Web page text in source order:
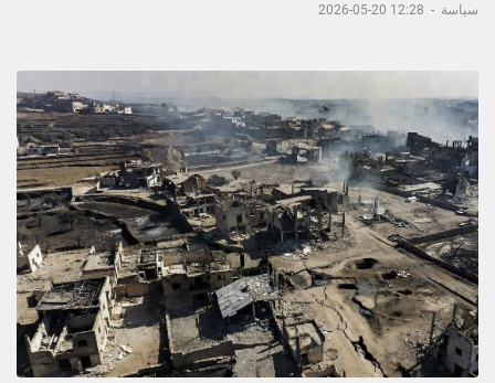
سياسة -
12:28 20-05-2026